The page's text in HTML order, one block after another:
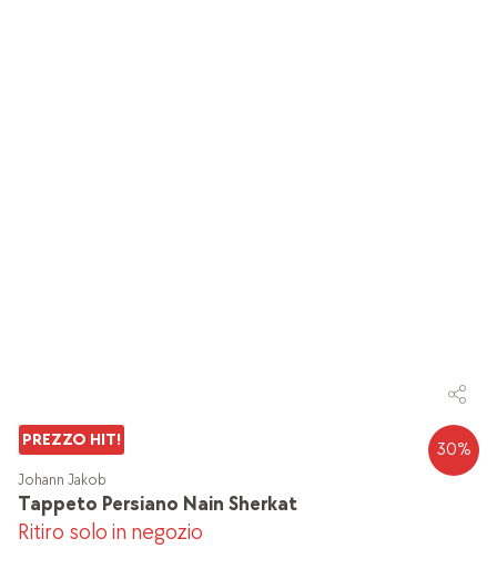
PREZZO HIT! 30%
Tappeto Persiano Nain Sherkat
Johann Jakob
Ritiro solo in negozio